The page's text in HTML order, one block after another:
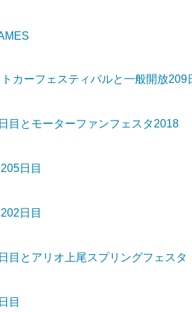
カーフェスティバルと一般開放209
目とモーターファンフェスタ2018
日目
日目
目とアリオ上尾スプリングフェスタ
目